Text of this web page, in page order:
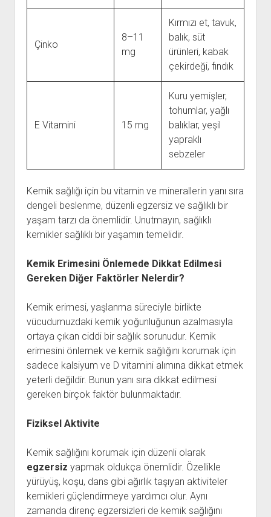
Çinko
8–11
mg
Kırmızı et, tavuk,
balık, süt
ürünleri, kabak
çekirdeği, fındık
E Vitamini 15 mg
Kuru yemişler,
tohumlar, yağlı
balıklar, yeşil
yapraklı
sebzeler
Kemik sağlığı için bu vitamin ve minerallerin yanı sıra
dengeli beslenme, düzenli egzersiz ve sağlıklı bir
yaşam tarzı da önemlidir. Unutmayın, sağlıklı
kemikler sağlıklı bir yaşamın temelidir.
Kemik Erimesini Önlemede Dikkat Edilmesi
Gereken Diğer Faktörler Nelerdir?
Kemik erimesi, yaşlanma süreciyle birlikte
vücudumuzdaki kemik yoğunluğunun azalmasıyla
ortaya çıkan ciddi bir sağlık sorunudur. Kemik
erimesini önlemek ve kemik sağlığını korumak için
sadece kalsiyum ve D vitamini alımına dikkat etmek
yeterli değildir. Bunun yanı sıra dikkat edilmesi
gereken birçok faktör bulunmaktadır.
Fiziksel Aktivite
Kemik sağlığını korumak için düzenli olarak
egzersiz yapmak oldukça önemlidir. Özellikle
yürüyüş, koşu, dans gibi ağırlık taşıyan aktiviteler
kemikleri güçlendirmeye yardımcı olur. Aynı
zamanda direnç egzersizleri de kemik sağlığını